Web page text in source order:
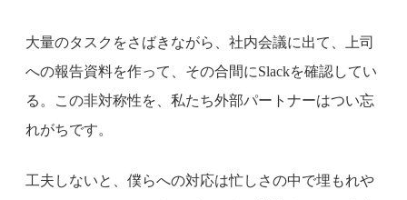
大量のタスクをさばきながら、社内会議に出て、上司
への報告資料を作って、その合間にSlackを確認してい
る。この非対称性を、私たち外部パートナーはつい忘
れがちです。
工夫しないと、僕らへの対応は忙しさの中で埋もれや